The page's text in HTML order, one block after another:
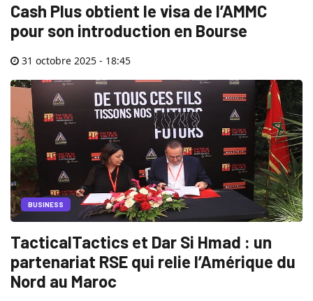
Cash Plus obtient le visa de l’AMMC
pour son introduction en Bourse
31 octobre 2025 - 18:45
BUSINESS
TacticalTactics et Dar Si Hmad : un
partenariat RSE qui relie l’Amérique du
Nord au Maroc